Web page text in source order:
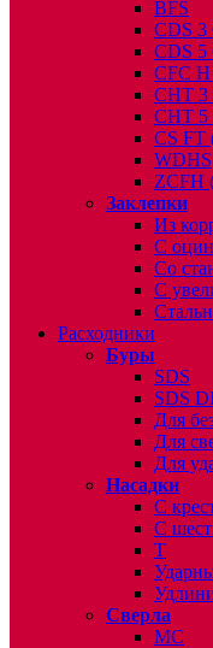
BFS
CDS 3
CDS 5
CFC
CHT 3
CHT 5
CS FT
WDHS
ZCFH
Заклепки
Из
С
Со
С
Расходники
Буры
SDS
SDS
Для
Для
Для
Насадки
С
С
T
Сверла
МС